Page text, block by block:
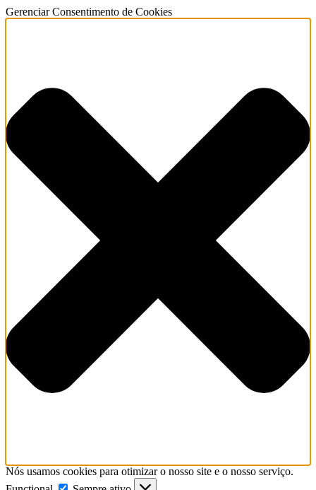
Gerenciar Consentimento de Cookies
Nós usamos cookies para otimizar o nosso site e o nosso serviço.
Functional